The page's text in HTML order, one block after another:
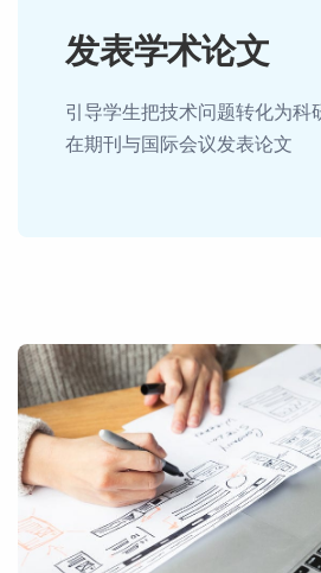
发表学术论文
引导学生把技术问题转化为科
在期刊与国际会议发表论文